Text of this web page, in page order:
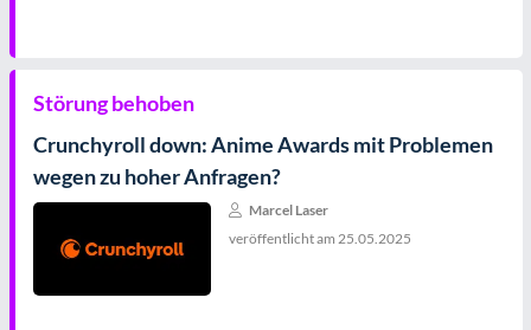
Störung behoben
Crunchyroll down: Anime Awards mit Problemen
wegen zu hoher Anfragen?
Marcel Laser
veröffentlicht am 25.05.2025